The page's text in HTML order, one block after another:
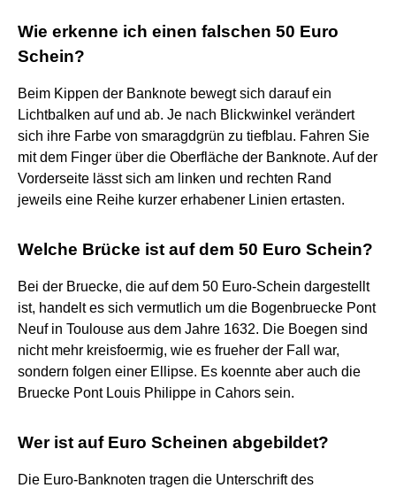
Wie erkenne ich einen falschen 50 Euro
Schein?
Beim Kippen der Banknote bewegt sich darauf ein
Lichtbalken auf und ab. Je nach Blickwinkel verändert
sich ihre Farbe von smaragdgrün zu tiefblau. Fahren Sie
mit dem Finger über die Oberfläche der Banknote. Auf der
Vorderseite lässt sich am linken und rechten Rand
jeweils eine Reihe kurzer erhabener Linien ertasten.
Welche Brücke ist auf dem 50 Euro Schein?
Bei der Bruecke, die auf dem 50 Euro-Schein dargestellt
ist, handelt es sich vermutlich um die Bogenbruecke Pont
Neuf in Toulouse aus dem Jahre 1632. Die Boegen sind
nicht mehr kreisfoermig, wie es frueher der Fall war,
sondern folgen einer Ellipse. Es koennte aber auch die
Bruecke Pont Louis Philippe in Cahors sein.
Wer ist auf Euro Scheinen abgebildet?
Die Euro-Banknoten tragen die Unterschrift des